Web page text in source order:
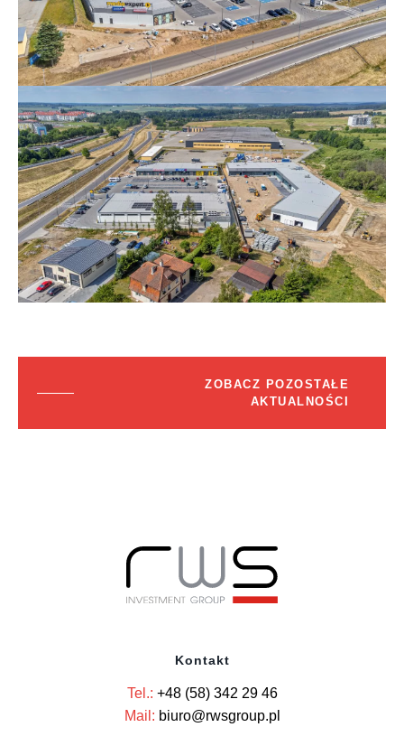
ZOBACZ POZOSTAŁE
AKTUALNOŚCI
Kontakt
Tel.: +48 (58) 342 29 46
Mail: biuro@rwsgroup.pl